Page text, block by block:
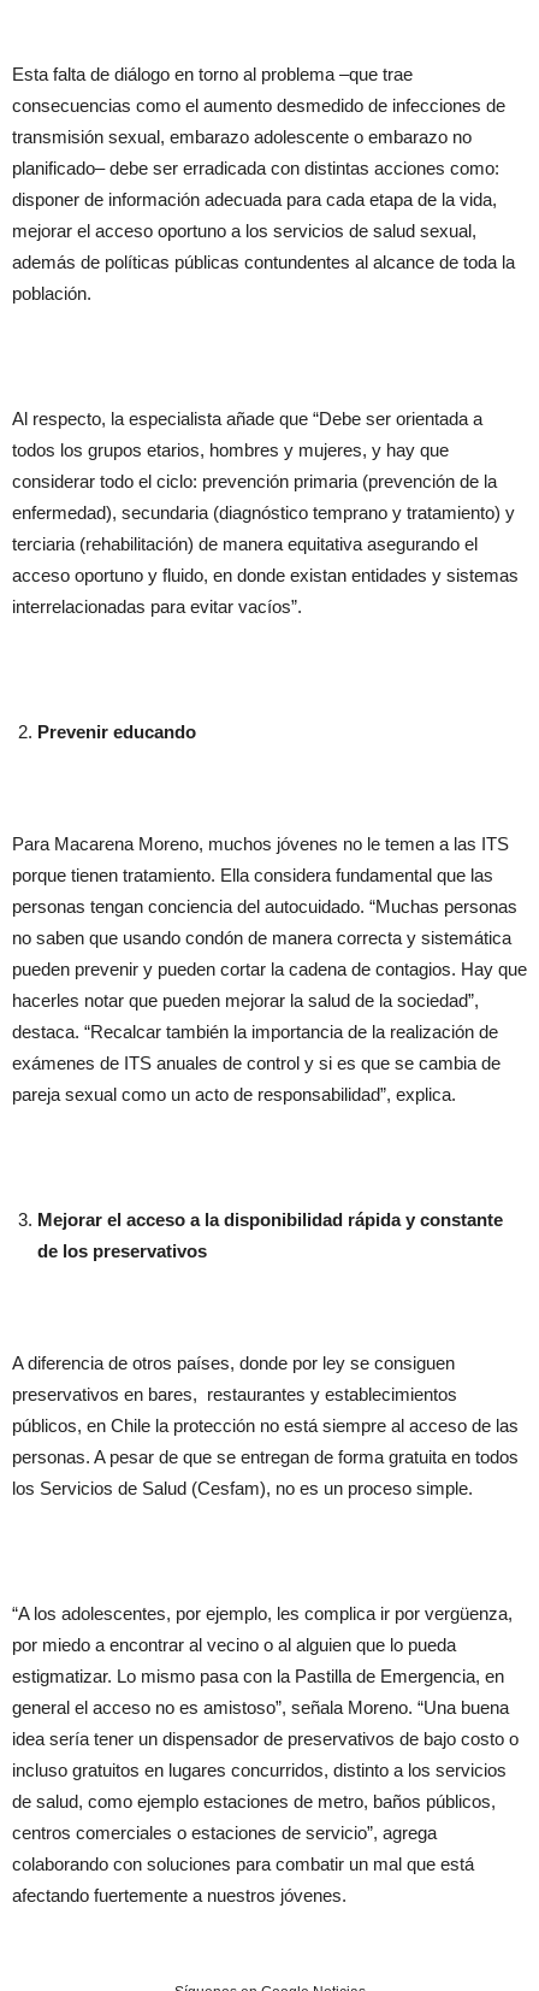
Esta falta de diálogo en torno al problema ­–que trae
consecuencias como el aumento desmedido de infecciones de
transmisión sexual, embarazo adolescente o embarazo no
planificado– debe ser erradicada con distintas acciones como:
disponer de información adecuada para cada etapa de la vida,
mejorar el acceso oportuno a los servicios de salud sexual,
además de políticas públicas contundentes al alcance de toda la
población.
Al respecto, la especialista añade que “Debe ser orientada a
todos los grupos etarios, hombres y mujeres, y hay que
considerar todo el ciclo: prevención primaria (prevención de la
enfermedad), secundaria (diagnóstico temprano y tratamiento) y
terciaria (rehabilitación) de manera equitativa asegurando el
acceso oportuno y fluido, en donde existan entidades y sistemas
interrelacionadas para evitar vacíos”.
Prevenir educando
Para Macarena Moreno, muchos jóvenes no le temen a las ITS
porque tienen tratamiento. Ella considera fundamental que las
personas tengan conciencia del autocuidado. “Muchas personas
no saben que usando condón de manera correcta y sistemática
pueden prevenir y pueden cortar la cadena de contagios. Hay que
hacerles notar que pueden mejorar la salud de la sociedad”,
destaca. “Recalcar también la importancia de la realización de
exámenes de ITS anuales de control y si es que se cambia de
pareja sexual como un acto de responsabilidad”, explica.
Mejorar el acceso a la disponibilidad rápida y constante
de los preservativos
A diferencia de otros países, donde por ley se consiguen
preservativos en bares, restaurantes y establecimientos
públicos, en Chile la protección no está siempre al acceso de las
personas. A pesar de que se entregan de forma gratuita en todos
los Servicios de Salud (Cesfam), no es un proceso simple.
“A los adolescentes, por ejemplo, les complica ir por vergüenza,
por miedo a encontrar al vecino o al alguien que lo pueda
estigmatizar. Lo mismo pasa con la Pastilla de Emergencia, en
general el acceso no es amistoso”, señala Moreno. “Una buena
idea sería tener un dispensador de preservativos de bajo costo o
incluso gratuitos en lugares concurridos, distinto a los servicios
de salud, como ejemplo estaciones de metro, baños públicos,
centros comerciales o estaciones de servicio”, agrega
colaborando con soluciones para combatir un mal que está
afectando fuertemente a nuestros jóvenes.